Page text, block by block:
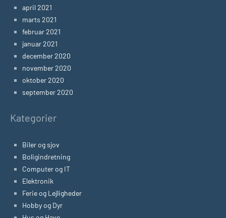
april 2021
marts 2021
februar 2021
januar 2021
december 2020
november 2020
oktober 2020
september 2020
Kategorier
Biler og sjov
Boligindretning
Computer og IT
Elektronik
Ferie og Lejligheder
Hobby og Dyr